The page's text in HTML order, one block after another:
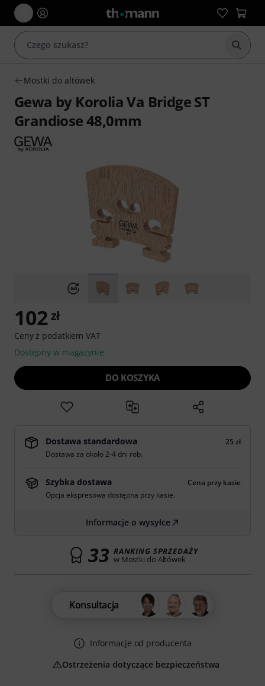
Mostki do altówek
Gewa by Korolia Va Bridge ST
Grandiose 48,0mm
102 zł
Ceny z podatkiem VAT
Dostępny w magazynie
DO KOSZYKA
Dostawa standardowa
25 zł
Dostawa za około 2-4 dni rob.
Szybka dostawa
Cena przy kasie
Opcja ekspresowa dostępna przy kasie.
Informacje o wysyłce
33 RANKING SPRZEDAŻY
w Mostki do Altówek
Konsultacja
Informacje od producenta
Ostrzeżenia dotyczące bezpieczeństwa